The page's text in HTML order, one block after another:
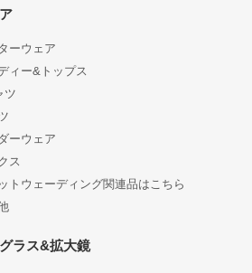
ーウェア
ィー&トップス
ツ
ーウェア
ス
トウェーディング関連品はこちら
ラス&拡大鏡